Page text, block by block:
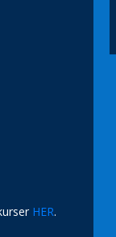
HER.